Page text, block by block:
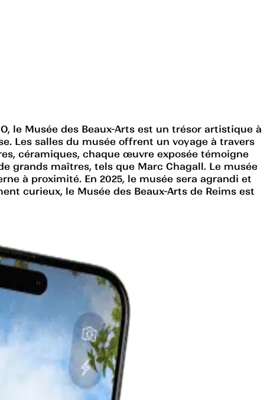
le Musée des Beaux-Arts est un trésor artistique à
Les salles du musée offrent un voyage à travers
céramiques, chaque œuvre exposée témoigne
grands maîtres, tels que Marc Chagall. Le musée
à proximité. En 2025, le musée sera agrandi et
curieux, le Musée des Beaux-Arts de Reims est